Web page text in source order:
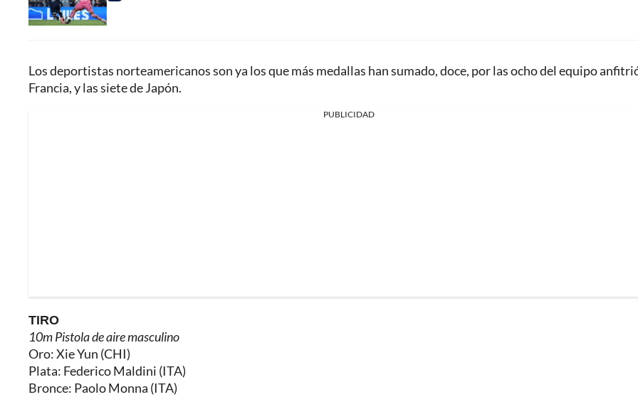
Los deportistas norteamericanos son ya los que más medallas han sumado, doce, por las ocho del equipo
Francia, y las siete de Japón.
PUBLICIDAD
TIRO
10m Pistola de aire masculino
Oro: Xie Yun (CHI)
Plata: Federico Maldini (ITA)
Bronce: Paolo Monna (ITA)